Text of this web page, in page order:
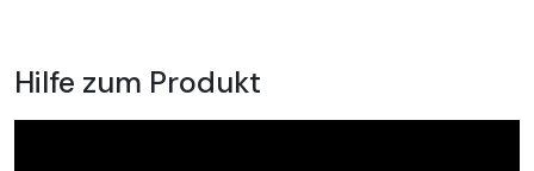
Hilfe zum Produkt